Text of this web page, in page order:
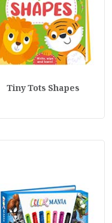
Tiny Tots Shapes